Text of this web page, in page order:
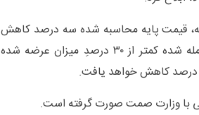
قیمت پایه محاسبه شده سه درصد کاهش
خواهد یافت؛ همچنین چنانچه مقدار معامله شده کمتر از ۳۰ درصدِ میزان عرضه شده
درصد کاهش خواهد یافت.
با وزارت صمت صورت گرفته است.